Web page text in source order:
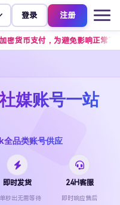
登录 注册
避免影响正常下单，建议提前
媒账号一站
品类账号供应
即时发货
秒出无需等待
24H客服
即时响应售后